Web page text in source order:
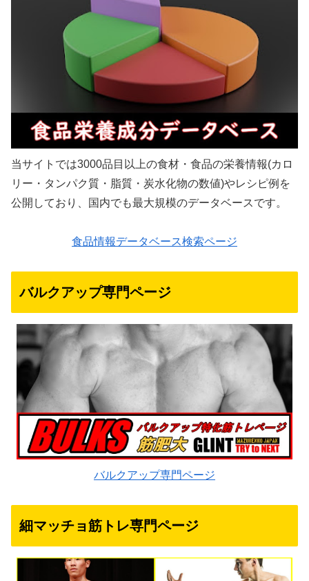
当サイトでは3000品目以上の食材・食品の栄養情報(カロ
リー・タンパク質・脂質・炭水化物の数値)やレシピ例を
公開しており、国内でも最大規模のデータベースです。
食品情報データベース検索ページ
バルクアップ専門ページ
バルクアップ専門ページ
細マッチョ筋トレ専門ページ